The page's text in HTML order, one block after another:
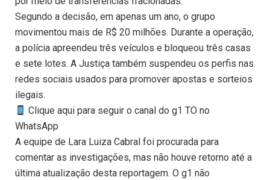
Segundo a decisão, em apenas um ano, o grupo
movimentou mais de R$ 20 milhões. Durante a operação,
a polícia apreendeu três veículos e bloqueou três casas
e sete lotes. A Justiça também suspendeu os perfis nas
redes sociais usados para promover apostas e sorteios
ilegais.
Clique aqui para seguir o canal do g1 TO no
WhatsApp
A equipe de Lara Luiza Cabral foi procurada para
comentar as investigações, mas não houve retorno até a
última atualização desta reportagem. O g1 não